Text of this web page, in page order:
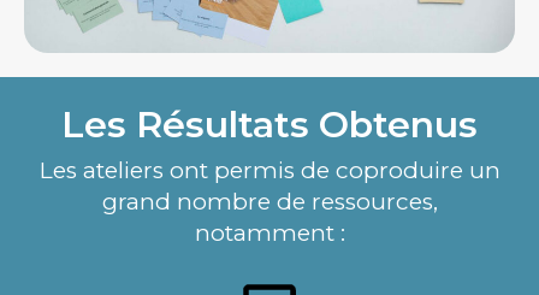
Les Résultats Obtenus
Les ateliers ont permis de coproduire un
grand nombre de ressources,
notamment :